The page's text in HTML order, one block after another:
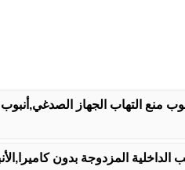
الداخلية المزدوجة بدون